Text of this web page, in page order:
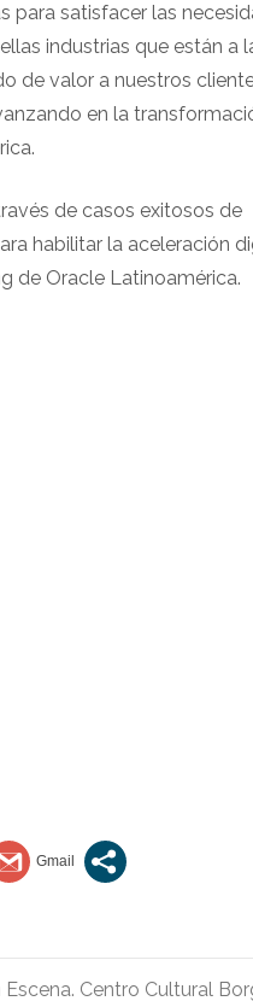
para satisfacer las
industrias que están a
de valor a nuestros
en la
de casos exitosos de
habilitar la aceleración
de Oracle Latinoamérica.
Escena. Centro Cultural